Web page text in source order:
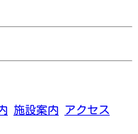
施設案内 アクセス